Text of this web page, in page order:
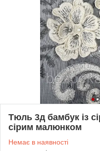
Тюль 3д бамбук із
сірим малюнком
Немає в наявності